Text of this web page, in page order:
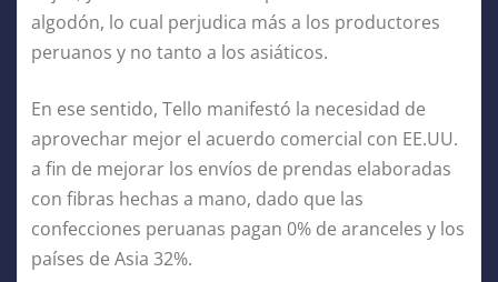
algodón, lo cual perjudica más a los productores
peruanos y no tanto a los asiáticos.
En ese sentido, Tello manifestó la necesidad de
aprovechar mejor el acuerdo comercial con EE.UU.
a fin de mejorar los envíos de prendas elaboradas
con fibras hechas a mano, dado que las
confecciones peruanas pagan 0% de aranceles y los
países de Asia 32%.